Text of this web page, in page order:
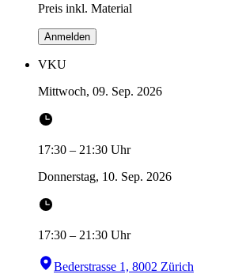
Preis inkl. Material
Anmelden
VKU
Mittwoch, 09. Sep. 2026
17:30 – 21:30 Uhr
Donnerstag, 10. Sep. 2026
17:30 – 21:30 Uhr
Bederstrasse 1, 8002 Zürich